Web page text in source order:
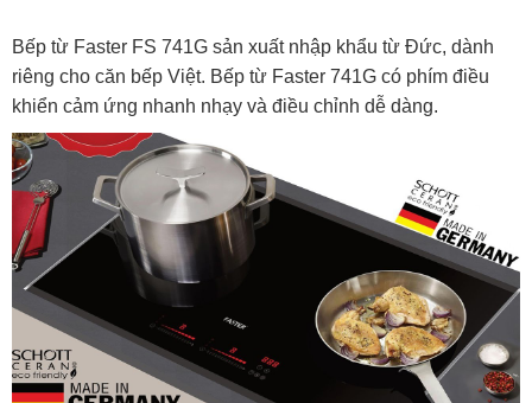
Bếp từ Faster FS 741G sản xuất nhập khẩu từ Đức, dành
riêng cho căn bếp Việt. Bếp từ Faster 741G có phím điều
khiển cảm ứng nhanh nhạy và điều chỉnh dễ dàng.